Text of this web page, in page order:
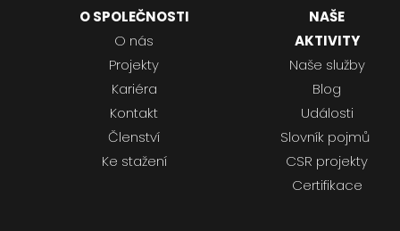
O SPOLEČNOSTI
O nás
Projekty
Kariéra
Kontakt
Členství
Ke stažení
NAŠE
AKTIVITY
Naše služby
Blog
Události
Slovník pojmů
CSR projekty
Certifikace